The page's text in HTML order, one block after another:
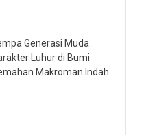
Generasi Muda
Luhur di Bumi
Makroman Indah